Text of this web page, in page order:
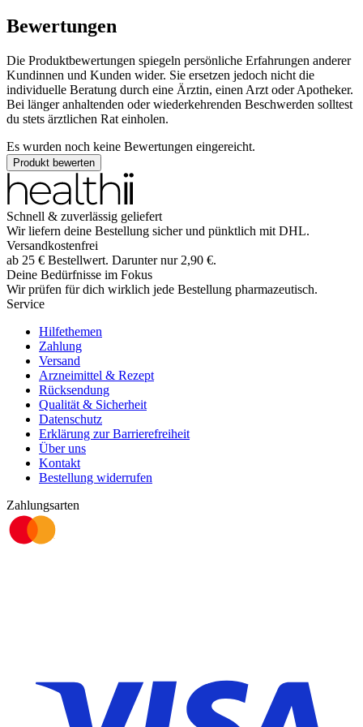
Bewertungen
Die Produktbewertungen spiegeln persönliche Erfahrungen anderer
Kundinnen und Kunden wider. Sie ersetzen jedoch nicht die
individuelle Beratung durch eine Ärztin, einen Arzt oder Apotheker.
Bei länger anhaltenden oder wiederkehrenden Beschwerden solltest
du stets ärztlichen Rat einholen.
Es wurden noch keine Bewertungen eingereicht.
Produkt bewerten
Schnell & zuverlässig geliefert
Wir liefern deine Bestellung sicher und pünktlich mit DHL.
Versandkostenfrei
ab 25 € Bestellwert. Darunter nur 2,90 €.
Deine Bedürfnisse im Fokus
Wir prüfen für dich wirklich jede Bestellung pharmazeutisch.
Service
Hilfethemen
Zahlung
Versand
Arzneimittel & Rezept
Rücksendung
Qualität & Sicherheit
Datenschutz
Erklärung zur Barrierefreiheit
Über uns
Kontakt
Bestellung widerrufen
Zahlungsarten